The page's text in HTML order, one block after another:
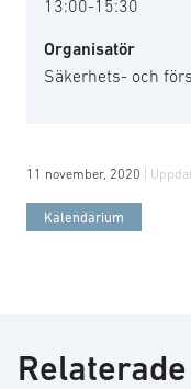
13:00-15:30
Organisatör
Säkerhets- och
11 november, 2020 |
Kalendarium